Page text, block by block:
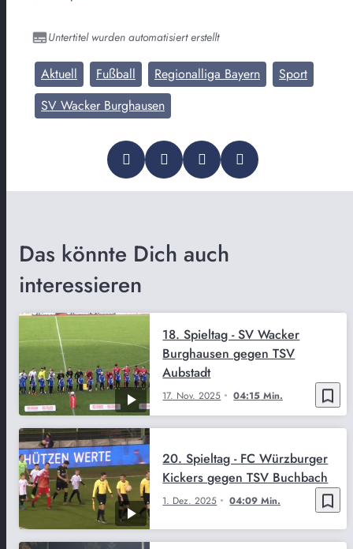
Untertitel wurden automatisiert erstellt
Aktuell Fußball Regionalliga Bayern
Sport
SV Wacker Burghausen
Das könnte Dich auch
interessieren
bookmark_border
17. Nov. 2025 04:15 Min.
18. Spieltag - SV Wacker
Burghausen gegen TSV
Aubstadt
bookmark_border
1. Dez. 2025 04:09 Min.
20. Spieltag - FC Würzburger
Kickers gegen TSV Buchbach